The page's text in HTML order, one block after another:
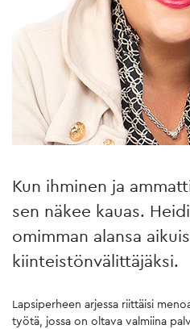
Kun ihminen ja
sen näkee kauas.
omimman alansa
kiinteistönvälittäjäksi.
Lapsiperheen arjessa riittäisi
työtä, jossa on oltava valmiina